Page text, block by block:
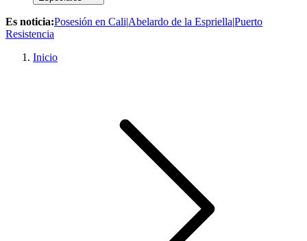
Es noticia:Posesión en Cali|Abelardo de la Espriella|Puerto
Resistencia
Inicio